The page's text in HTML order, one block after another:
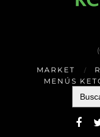
MARKET
MENÚS